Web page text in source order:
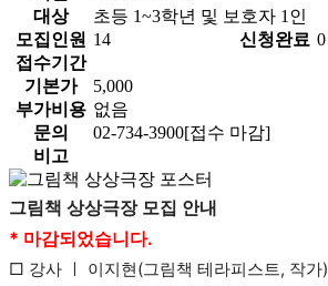
대상
초등 1~3학년 및 보호자 1인
모집인원 14 신청완료 0
접수기간
기본가
5,000
부가비용 없음
문의
02-734-3900[접수 마감]
비고
그림책 상상극장 모집 안내
* 마감되었습니다.
□ 강사 ㅣ 이지현(그림책 테라피스트, 작가)